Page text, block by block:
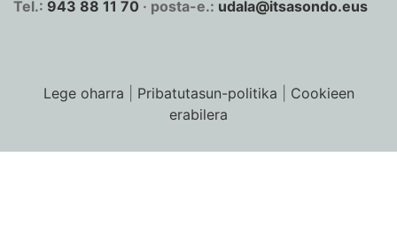
Tel.: 943 88 11 70 · posta-e.: udala@itsasondo.eus
Lege oharra Pribatutasun-politika
Cookieen
erabilera